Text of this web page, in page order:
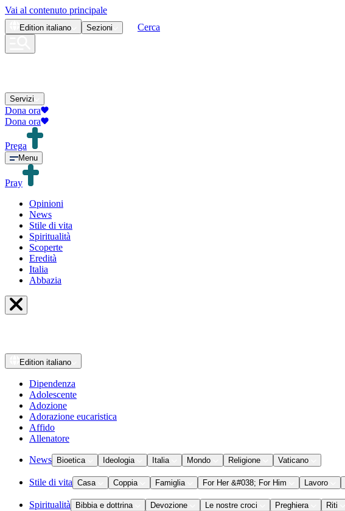
Vai al contenuto principale
Edition italiano Sezioni Cerca
Servizi
Dona ora
Dona ora
Prega
Menu
Pray
Opinioni
News
Stile di vita
Spiritualità
Scoperte
Eredità
Italia
Abbazia
Edition italiano
Dipendenza
Adolescente
Adozione
Adorazione eucaristica
Affido
Allenatore
News Bioetica Ideologia Italia Mondo Religione Vaticano
Stile di vita Casa Coppia Famiglia For Her &#038; For Him Lavoro
Spiritualità Bibbia e dottrina Devozione Le nostre croci Preghiera Riti